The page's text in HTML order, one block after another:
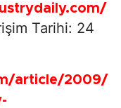
Tarihi: 24
article/2009/